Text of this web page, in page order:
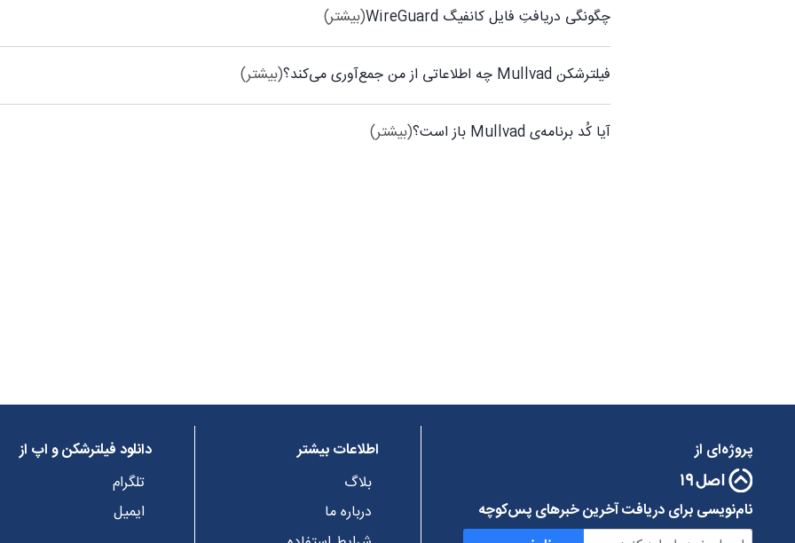
چگونگی دریافتِ فایل کانفیگ WireGuard (بیشتر)
فیلترشکن Mullvad چه اطلاعاتی از من جمع‌آوری می‌کند؟ (بیشتر)
آیا کُد برنامه‌ی Mullvad باز است؟ (بیشتر)
پروژه‌ای از
نام‌نویسی برای دریافت آخرین خبرهای پس‌کوچه
اطلاعات بیشتر
بلاگ
درباره ما
دانلود فیلترشکن و اپ از
تلگرام
ایمیل